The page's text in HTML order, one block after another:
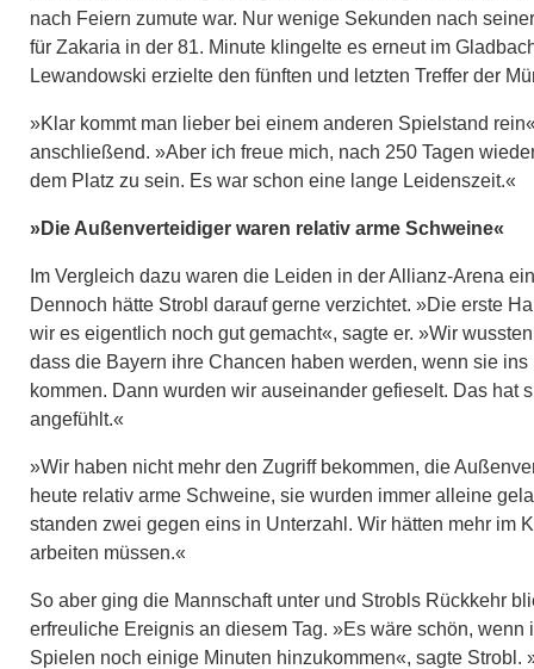
nach Feiern zumute war. Nur wenige Sekunden nach
für Zakaria in der 81. Minute klingelte es erneut im
Lewandowski erzielte den fünften und letzten Treffer der
»Klar kommt man lieber bei einem anderen Spielstand
anschließend. »Aber ich freue mich, nach 250 Tagen
dem Platz zu sein. Es war schon eine lange Leidenszeit.«
»Die Außenverteidiger waren relativ arme Schweine«
Im Vergleich dazu waren die Leiden in der Allianz-Arena
Dennoch hätte Strobl darauf gerne verzichtet. »Die erste
wir es eigentlich noch gut gemacht«, sagte er. »Wir
dass die Bayern ihre Chancen haben werden, wenn sie ins
kommen. Dann wurden wir auseinander gefieselt. Das hat
angefühlt.«
»Wir haben nicht mehr den Zugriff bekommen, die
heute relativ arme Schweine, sie wurden immer alleine
standen zwei gegen eins in Unterzahl. Wir hätten mehr im
arbeiten müssen.«
So aber ging die Mannschaft unter und Strobls Rückkehr
erfreuliche Ereignis an diesem Tag. »Es wäre schön, wenn
Spielen noch einige Minuten hinzukommen«, sagte Strobl.